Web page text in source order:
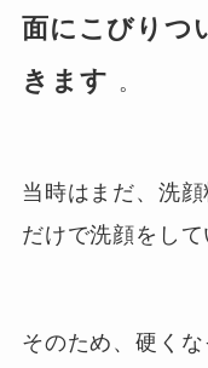
面にこびりつ
きます 。
当時はまだ、洗
だけで洗顔をして
そのため、硬く